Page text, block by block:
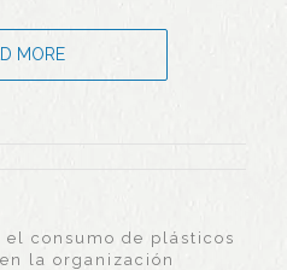
MORE
el consumo de plásticos
la organización